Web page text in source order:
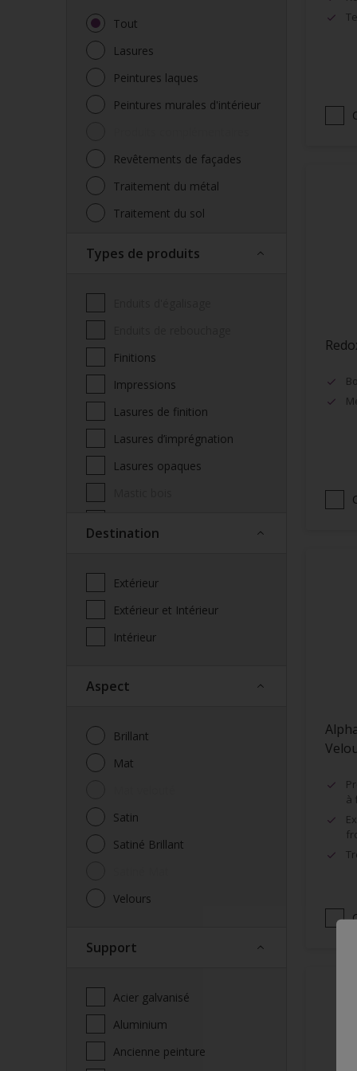
Tout
Lasures
Peintures laques
Peintures murales d'intérieur
Revêtements de façades
Traitement du métal
Traitement du sol
Types de produits
Finitions
Impressions
Lasures de finition
Lasures d’imprégnation
Lasures opaques
façade
Spécialités
Vernis
Vitrificateur
Destination
Extérieur
Extérieur et Intérieur
Intérieur
Aspect
Brillant
Mat
Satin
Satiné Brillant
Velours
Support
Acier galvanisé
Aluminium
Ancienne peinture
à